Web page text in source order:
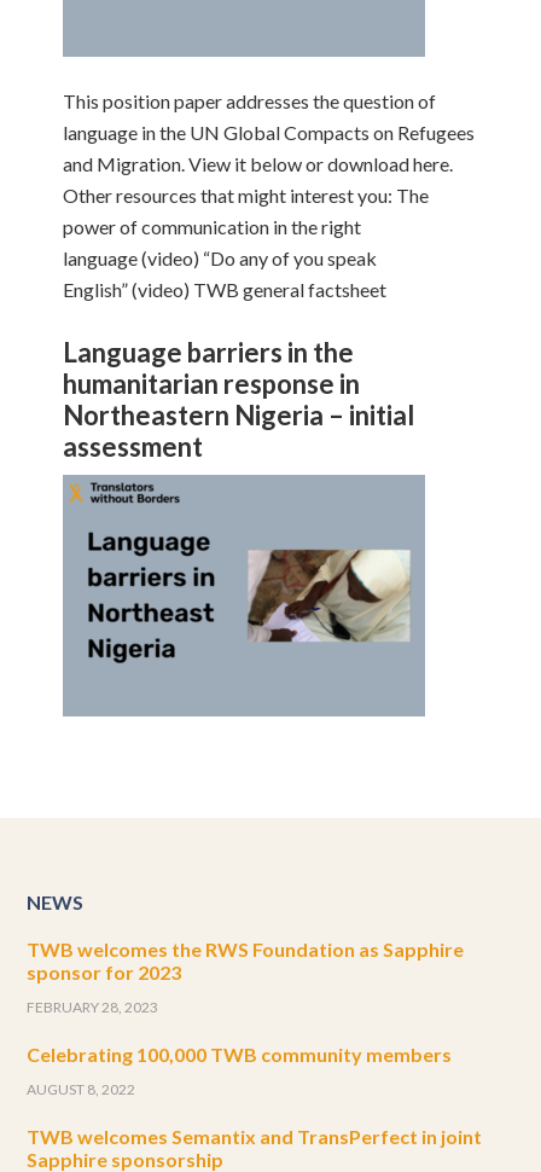
This position paper addresses the question of
language in the UN Global Compacts on Refugees
and Migration. View it below or download here.
Other resources that might interest you: The
power of communication in the right
language (video) “Do any of you speak
English” (video) TWB general factsheet
Language barriers in the
humanitarian response in
Northeastern Nigeria – initial
assessment
NEWS
TWB welcomes the RWS Foundation as Sapphire
sponsor for 2023
FEBRUARY 28, 2023
Celebrating 100,000 TWB community members
AUGUST 8, 2022
TWB welcomes Semantix and TransPerfect in joint
Sapphire sponsorship